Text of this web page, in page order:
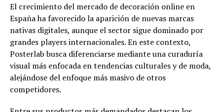
El crecimiento del mercado de decoración online en
España ha favorecido la aparición de nuevas marcas
nativas digitales, aunque el sector sigue dominado por
grandes players internacionales. En este contexto,
Posterlab busca diferenciarse mediante una curaduría
visual más enfocada en tendencias culturales y de moda,
alejándose del enfoque más masivo de otros
competidores.